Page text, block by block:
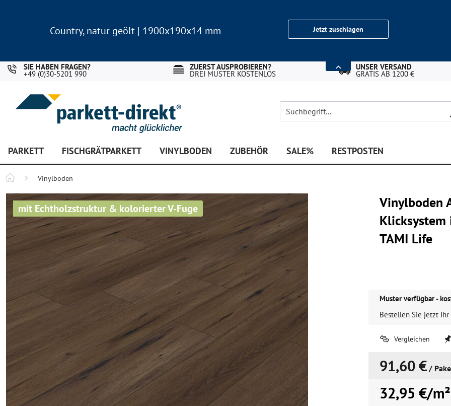
Country, natur geölt | 1900x190x14 mm
Jetzt zuschlagen
SIE HABEN FRAGEN?
+49 (0)30-5201 990
ZUERST AUSPROBIEREN?
DREI MUSTER KOSTENLOS
UNSER VERSAND
GRATIS AB 1200 €
PARKETT FISCHGRÄTPARKETT VINYLBODEN ZUBEHÖR SALE% RESTPOSTEN
Vinylboden
mit Echtholzstruktur & kolorierter V-Fuge
Vinylboden
Klicksystem
TAMI Life
Muster verfügbar -
Bestellen Sie jetzt Ihr
Vergleichen
91,60 € /
32,95 €/